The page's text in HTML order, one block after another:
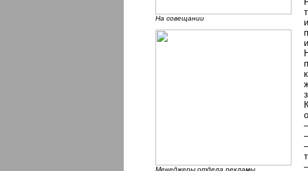
На совещании
Менеджеры отдела рекламы